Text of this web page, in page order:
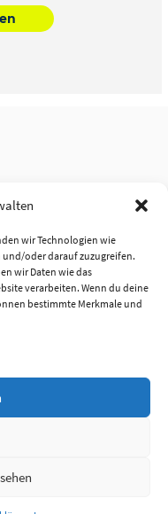
wir Technologien wie
oder darauf zuzugreifen.
wir Daten wie das
verarbeiten. Wenn du deine
bestimmte Merkmale und